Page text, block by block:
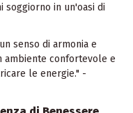
soggiorno in un'oasi di
senso di armonia e
ambiente confortevole e
le energie." -